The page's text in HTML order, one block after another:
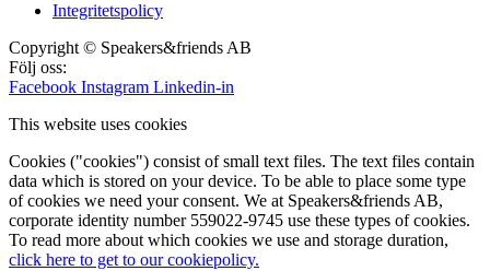
Integritetspolicy
Copyright © Speakers&friends AB
Följ oss:
Facebook Instagram Linkedin-in
This website uses cookies
Cookies ("cookies") consist of small text files. The text files contain
data which is stored on your device. To be able to place some type
of cookies we need your consent. We at Speakers&friends AB,
corporate identity number 559022-9745 use these types of cookies.
To read more about which cookies we use and storage duration,
click here to get to our cookiepolicy.